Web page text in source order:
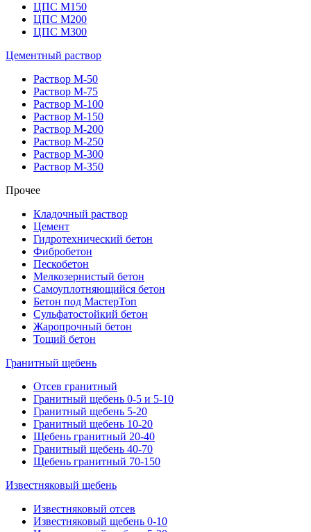
ЦПС М150
ЦПС М200
ЦПС М300
Цементный раствор
Раствор М-50
Раствор М-75
Раствор М-100
Раствор М-150
Раствор М-200
Раствор М-250
Раствор М-300
Раствор М-350
Прочее
Кладочный раствор
Цемент
Гидротехнический бетон
Фибробетон
Пескобетон
Мелкозернистый бетон
Самоуплотняющийся бетон
Бетон под МастерТоп
Сульфатостойкий бетон
Жаропрочный бетон
Тощий бетон
Гранитный щебень
Отсев гранитный
Гранитный щебень 0-5 и 5-10
Гранитный щебень 5-20
Гранитный щебень 10-20
Щебень гранитный 20-40
Гранитный щебень 40-70
Щебень гранитный 70-150
Известняковый щебень
Известняковый отсев
Известняковый щебень 0-10